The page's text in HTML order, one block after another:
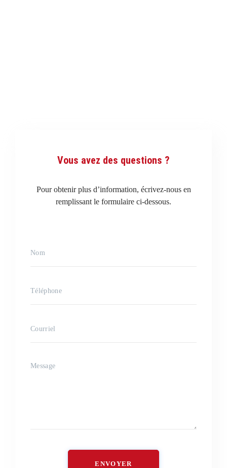
Vous avez des questions ?
Pour obtenir plus d’information, écrivez-nous en
remplissant le formulaire ci-dessous.
ENVOYER